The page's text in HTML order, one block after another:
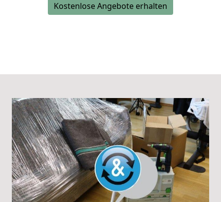
Kostenlose Angebote erhalten